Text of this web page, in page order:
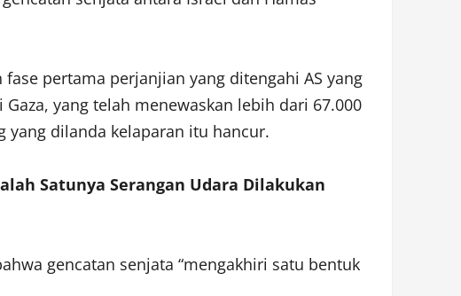
pertama perjanjian yang ditengahi AS yang
yang telah menewaskan lebih dari 67.000
yang dilanda kelaparan itu hancur.
Satunya Serangan Udara Dilakukan
gencatan senjata “mengakhiri satu bentuk